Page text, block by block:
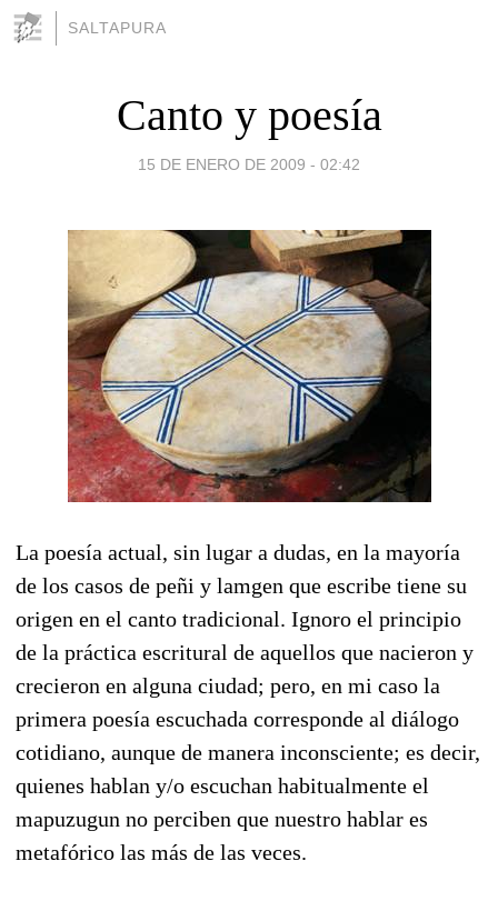
SALTAPURA
Canto y poesía
15 DE ENERO DE 2009 - 02:42
La poesía actual, sin lugar a dudas, en la mayoría
de los casos de peñi y lamgen que escribe tiene su
origen en el canto tradicional. Ignoro el principio
de la práctica escritural de aquellos que nacieron y
crecieron en alguna ciudad; pero, en mi caso la
primera poesía escuchada corresponde al diálogo
cotidiano, aunque de manera inconsciente; es decir,
quienes hablan y/o escuchan habitualmente el
mapuzugun no perciben que nuestro hablar es
metafórico las más de las veces.